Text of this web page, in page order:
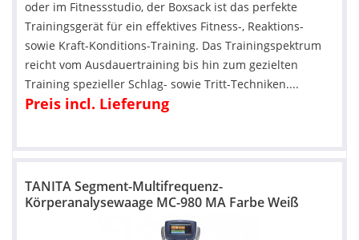
oder im Fitnessstudio, der Boxsack ist das perfekte
Trainingsgerät für ein effektives Fitness-, Reaktions-
sowie Kraft-Konditions-Training. Das Trainingspektrum
reicht vom Ausdauertraining bis hin zum gezielten
Training spezieller Schlag- sowie Tritt-Techniken....
Preis incl. Lieferung
TANITA Segment-Multifrequenz-
Körperanalysewaage MC-980 MA Farbe Weiß